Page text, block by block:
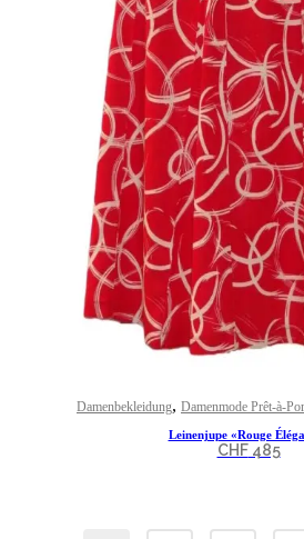
Damenbekleidung, Damenmode Prêt-à-
Leinenjupe «Rouge
CHF485